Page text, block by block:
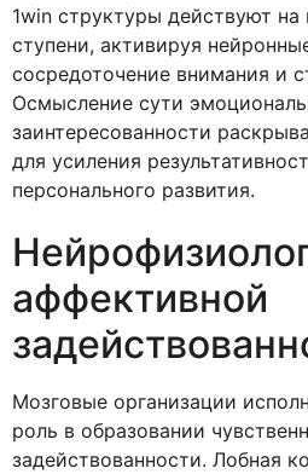
1win структуры действуют на
ступени, активируя
сосредоточение внимания и
Осмысление сути
заинтересованности
для усиления
персонального развития.
аффективной
Мозговые организации
роль в образовании
задействованности. Лобная